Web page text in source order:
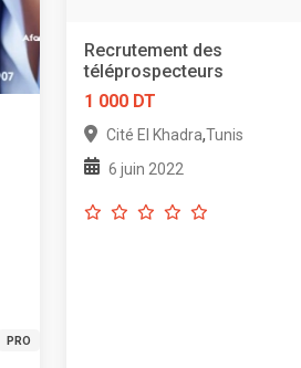
PRO
Recrutement des
téléprospecteurs
1 000 DT
Cité El Khadra,Tunis
6 juin 2022